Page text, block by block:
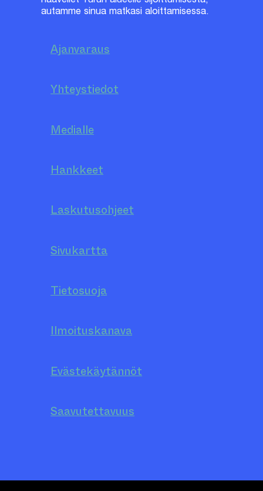
autamme sinua matkasi aloittamisessa.
Ajanvaraus
Yhteystiedot
Medialle
Hankkeet
Laskutusohjeet
Sivukartta
Tietosuoja
Ilmoituskanava
Evästekäytännöt
Saavutettavuus